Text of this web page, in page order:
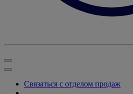
Связаться с отделом продаж